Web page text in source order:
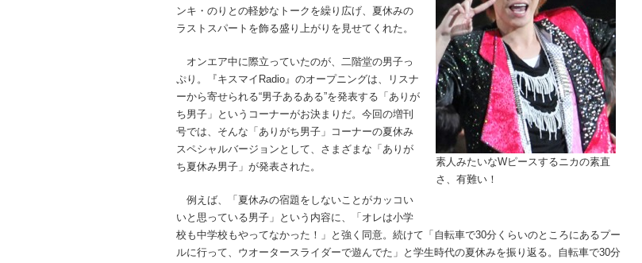
素人みたいなWピースするニカの素直
さ、有難い！
ンキ・のりとの軽妙なトークを繰り広げ、夏休みの
ラストスパートを飾る盛り上がりを見せてくれた。
オンエア中に際立っていたのが、二階堂の男子っ
ぷり。『キスマイRadio』のオープニングは、リスナ
ーから寄せられる“男子あるある”を発表する「ありが
ち男子」というコーナーがお決まりだ。今回の増刊
号では、そんな「ありがち男子」コーナーの夏休み
スペシャルバージョンとして、さまざまな「ありが
ち夏休み男子」が発表された。
例えば、「夏休みの宿題をしないことがカッコい
いと思っている男子」という内容に、「オレは小学
校も中学校もやってなかった！」と強く同意。続けて「自転車で30分くらいのところにあるプー
ルに行って、ウオータースライダーで遊んでた」と学生時代の夏休みを振り返る。自転車で30分